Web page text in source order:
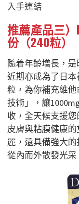
入手連結
推薦產品三）
份（240粒）
隨着年齡增長，
近期亦成為了日
粒，為你補充維
技術」，讓
收，全天候支援
皮膚與粘膜健康
麗，還具備強大
從內而外散發光采